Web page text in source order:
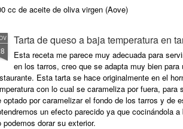
cc de aceite de oliva virgen (Aove)
gr de pimiento verde picado
dientes de ajo picados
gr. de cebolla picada
gr de tomate triturado
Tarta de queso a baja temperatura en
Esta receta me parece muy adecuada para
en los tarros, creo que se adapta muy bien para
Esta tarta se hace originalmente en el
con lo cual se carameliza por fuera, para
optado por caramelizar el fondo de los tarros y de
un efecto parecido ya que cocinándola a
podemos dorar su exterior.